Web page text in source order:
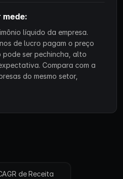
mede:
líquido da empresa.
de lucro pagam o preço
pode ser pechincha, alto
Compara com a
do mesmo setor,
de Receita